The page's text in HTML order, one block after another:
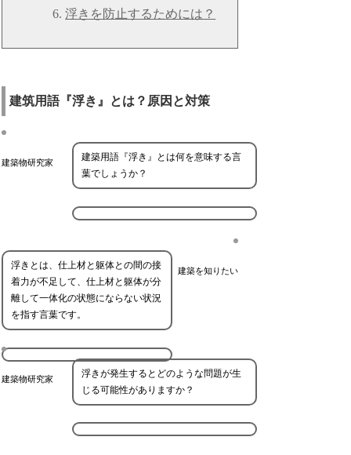
浮きを防止するためには？
建筑用語『浮き』とは？原因と対策
建築物研究家
建築用語『浮き』とは何を意味する言
葉でしょうか？
建築を知りたい
浮きとは、仕上材と躯体との間の接
着力が不足して、仕上材と躯体が分
離して一体化の状態にならない状況
を指す言葉です。
建築物研究家
浮きが発生するとどのような問題が生
じる可能性がありますか？